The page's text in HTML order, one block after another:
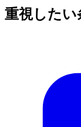
重視したい